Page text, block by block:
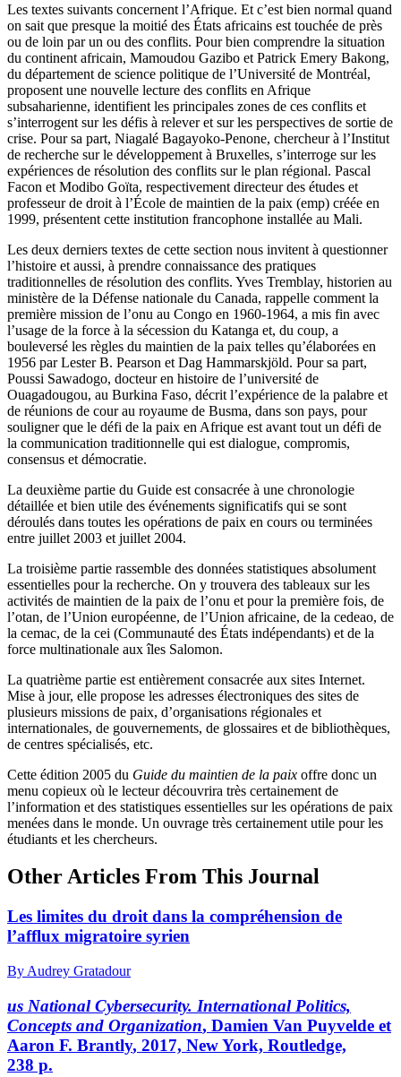
Les textes suivants concernent l’Afrique. Et c’est bien normal quand
on sait que presque la moitié des États africains est touchée de près
ou de loin par un ou des conflits. Pour bien comprendre la situation
du continent africain, Mamoudou Gazibo et Patrick Emery Bakong,
du département de science politique de l’Université de Montréal,
proposent une nouvelle lecture des conflits en Afrique
subsaharienne, identifient les principales zones de ces conflits et
s’interrogent sur les défis à relever et sur les perspectives de sortie de
crise. Pour sa part, Niagalé Bagayoko-Penone, chercheur à l’Institut
de recherche sur le développement à Bruxelles, s’interroge sur les
expériences de résolution des conflits sur le plan régional. Pascal
Facon et Modibo Goïta, respectivement directeur des études et
professeur de droit à l’École de maintien de la paix (emp) créée en
1999, présentent cette institution francophone installée au Mali.
Les deux derniers textes de cette section nous invitent à questionner
l’histoire et aussi, à prendre connaissance des pratiques
traditionnelles de résolution des conflits. Yves Tremblay, historien au
ministère de la Défense nationale du Canada, rappelle comment la
première mission de l’onu au Congo en 1960-1964, a mis fin avec
l’usage de la force à la sécession du Katanga et, du coup, a
bouleversé les règles du maintien de la paix telles qu’élaborées en
1956 par Lester B. Pearson et Dag Hammarskjöld. Pour sa part,
Poussi Sawadogo, docteur en histoire de l’université de
Ouagadougou, au Burkina Faso, décrit l’expérience de la palabre et
de réunions de cour au royaume de Busma, dans son pays, pour
souligner que le défi de la paix en Afrique est avant tout un défi de
la communication traditionnelle qui est dialogue, compromis,
consensus et démocratie.
La deuxième partie du Guide est consacrée à une chronologie
détaillée et bien utile des événements significatifs qui se sont
déroulés dans toutes les opérations de paix en cours ou terminées
entre juillet 2003 et juillet 2004.
La troisième partie rassemble des données statistiques absolument
essentielles pour la recherche. On y trouvera des tableaux sur les
activités de maintien de la paix de l’onu et pour la première fois, de
l’otan, de l’Union européenne, de l’Union africaine, de la cedeao, de
la cemac, de la cei (Communauté des États indépendants) et de la
force multinationale aux îles Salomon.
La quatrième partie est entièrement consacrée aux sites Internet.
Mise à jour, elle propose les adresses électroniques des sites de
plusieurs missions de paix, d’organisations régionales et
internationales, de gouvernements, de glossaires et de bibliothèques,
de centres spécialisés, etc.
Cette édition 2005 du Guide du maintien de la paix offre donc un
menu copieux où le lecteur découvrira très certainement de
l’information et des statistiques essentielles sur les opérations de paix
menées dans le monde. Un ouvrage très certainement utile pour les
étudiants et les chercheurs.
Other Articles From This Journal
Les limites du droit dans la compréhension de
l’afflux migratoire syrien
By Audrey Gratadour
us National Cybersecurity. International Politics,
Concepts and Organization, Damien Van Puyvelde et
Aaron F. Brantly, 2017, New York, Routledge,
238 p.